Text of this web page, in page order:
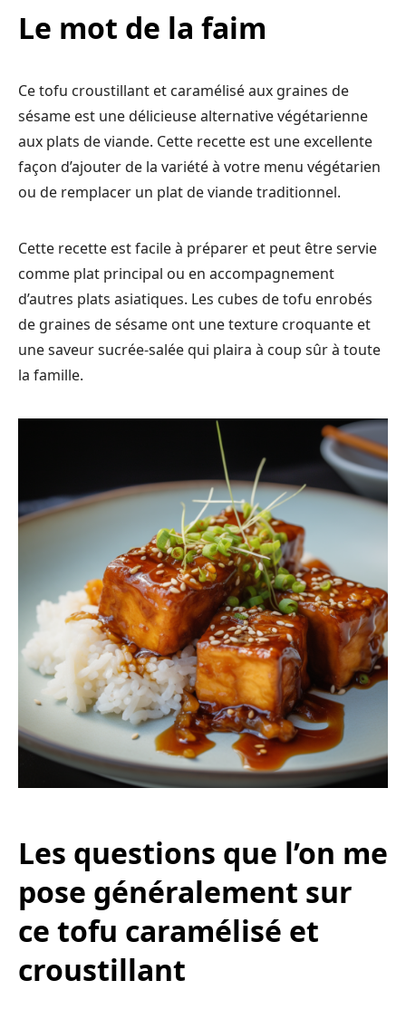
Le mot de la faim
Ce tofu croustillant et caramélisé aux graines de
sésame est une délicieuse alternative végétarienne
aux plats de viande. Cette recette est une excellente
façon d’ajouter de la variété à votre menu végétarien
ou de remplacer un plat de viande traditionnel.
Cette recette est facile à préparer et peut être servie
comme plat principal ou en accompagnement
d’autres plats asiatiques. Les cubes de tofu enrobés
de graines de sésame ont une texture croquante et
une saveur sucrée-salée qui plaira à coup sûr à toute
la famille.
Les questions que l’on me
pose généralement sur
ce tofu caramélisé et
croustillant